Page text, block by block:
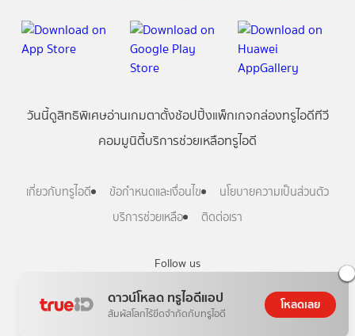
ดาวน์โหลด ทรูไอดีแอป
สัมผัสโลกไร้ขีดจำกัดกับทรูไอดี
โหลดเลย
Follow us
วันนี้ดูสิทธิพิเศษอ่านเกมตาตั้งช้อปปิ้งแพ็กเกจกล่องทรูไอดีทีวี
คอมมูนิตี้บริการช่วยเหลือทรูไอดี
เกี่ยวกับทรูไอดี ข้อกำหนดและเงื่อนไข
นโยบายความเป็นส่วนตัว
บริการช่วยเหลือ
ติดต่อเรา